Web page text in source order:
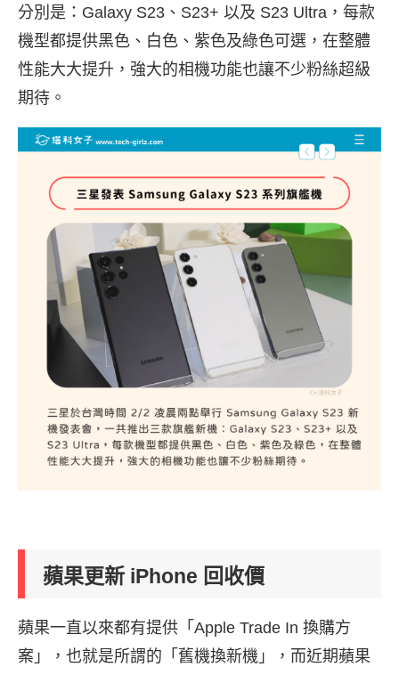
分別是：Galaxy S23、S23+ 以及 S23 Ultra，每款
機型都提供黑色、白色、紫色及綠色可選，在整體
性能大大提升，強大的相機功能也讓不少粉絲超級
期待。
蘋果更新 iPhone 回收價
蘋果一直以來都有提供「Apple Trade In 換購方
案」，也就是所謂的「舊機換新機」，而近期蘋果